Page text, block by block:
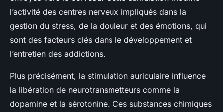
l’activité des centres nerveux impliqués dans la
gestion du stress, de la douleur et des émotions, qui
sont des facteurs clés dans le développement et
l’entretien des addictions.
Plus précisément, la stimulation auriculaire influence
la libération de neurotransmetteurs comme la
dopamine et la sérotonine. Ces substances chimiques